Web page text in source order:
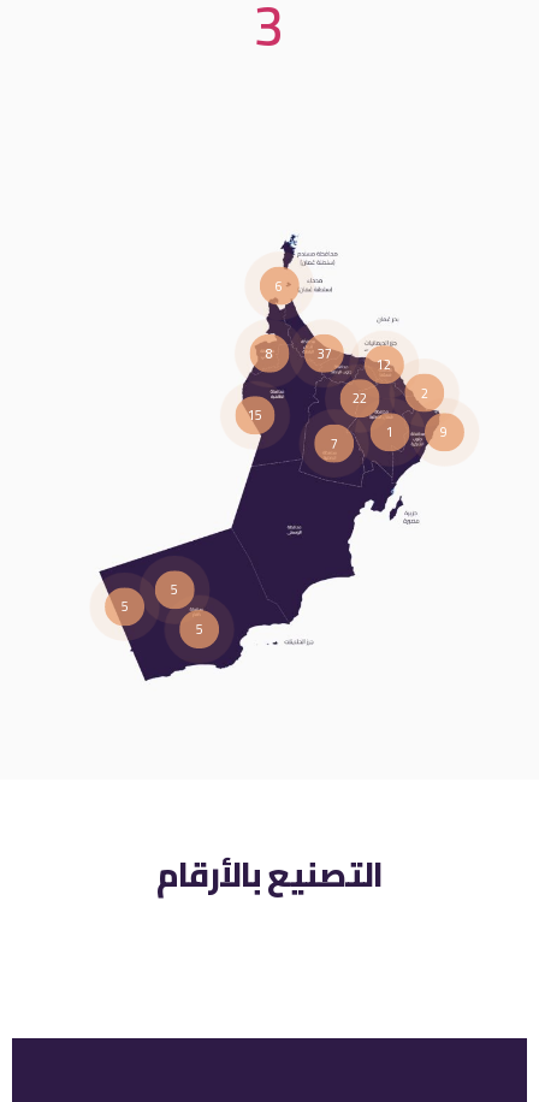
3
37
8
6
5
5
5
1
15
12
9
2
7
22
التصنيع بالأرقام